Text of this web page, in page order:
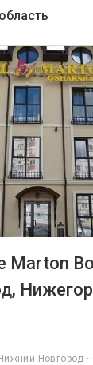
Marton
Новгород ·